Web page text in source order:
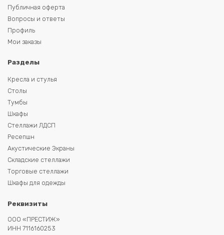
Публичная оферта
Вопросы и ответы
Профиль
Мои заказы
Разделы
Кресла и стулья
Столы
Тумбы
Шкафы
Стеллажи ЛДСП
Ресепшн
Акустические Экраны
Складские стеллажи
Торговые стеллажи
Шкафы для одежды
Реквизиты
ООО «ПРЕСТИЖ»
ИНН 7116160253